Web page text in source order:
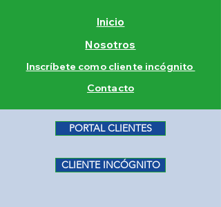
Inicio
Nosotros
Inscríbete como cliente incógnito
Contacto
PORTAL CLIENTES
CLIENTE INCÓGNITO